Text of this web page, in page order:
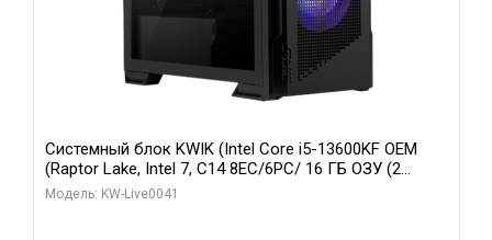
Системный блок KWIK (Intel Core i5-13600KF OEM
(Raptor Lake, Intel 7, C14 8EC/6PC/ 16 ГБ ОЗУ (2
модуля)/ Palit RTX5080 GAMINGPRO OC 16GB GDDR7
Модель: KW-Live0041